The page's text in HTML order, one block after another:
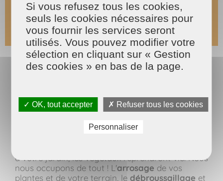
Faire appel à MAISON ET SERVICES
pour entretenir vos projets potager.
experts de MAISON ET SERVICES vous propose
à votre jardin, les végétaux reprendront vie. Nous
nous occupons de tout ! L'arrosage de vos
plantes et de votre terrain, le débroussaillage et
Si vous refusez tous les cookies,
seuls les cookies nécessaires pour
vous fournir les services seront
utilisés. Vous pouvez modifier votre
sélection en cliquant sur « Gestion
des cookies » en bas de la page.
✓ OK, tout accepter ✗ Refuser tous les cookies
Personnaliser